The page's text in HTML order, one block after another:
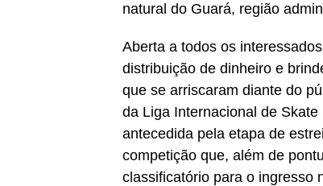
natural do Guará, região
Aberta a todos os
distribuição de dinheiro e
que se arriscaram diante do
da Liga Internacional de
antecedida pela etapa de
competição que, além de
classificatório para o ingresso